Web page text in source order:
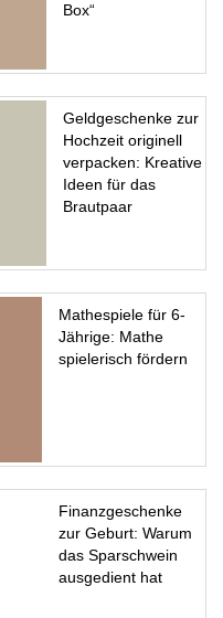
Box“
Geldgeschenke zur
Hochzeit originell
verpacken: Kreative
Ideen für das
Brautpaar
Mathespiele für 6-
Jährige: Mathe
spielerisch fördern
Finanzgeschenke
zur Geburt: Warum
das Sparschwein
ausgedient hat